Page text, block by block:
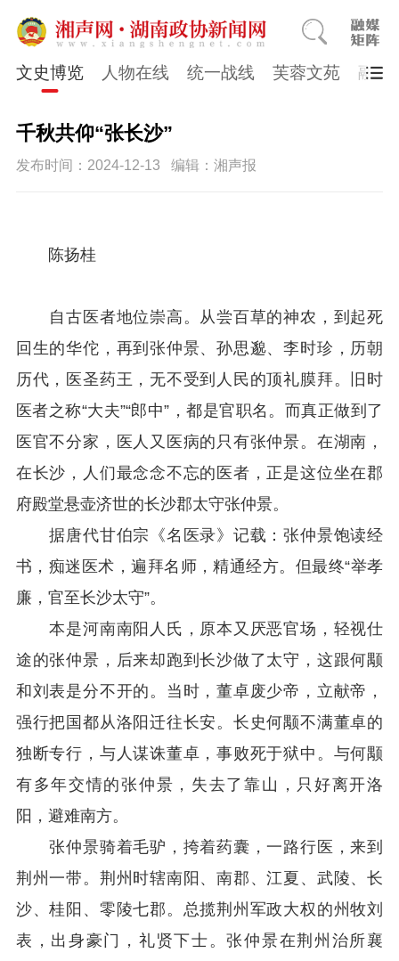
文史博览 人物在线 统一战线 芙蓉文苑 融媒
千秋共仰“张长沙”
发布时间：2024-12-13 编辑：湘声报
陈扬桂
自古医者地位崇高。从尝百草的神农，到起死
回生的华佗，再到张仲景、孙思邈、李时珍，历朝
历代，医圣药王，无不受到人民的顶礼膜拜。旧时
医者之称“大夫”“郎中”，都是官职名。而真正做到了
医官不分家，医人又医病的只有张仲景。在湖南，
在长沙，人们最念念不忘的医者，正是这位坐在郡
府殿堂悬壶济世的长沙郡太守张仲景。
据唐代甘伯宗《名医录》记载：张仲景饱读经
书，痴迷医术，遍拜名师，精通经方。但最终“举孝
廉，官至长沙太守”。
本是河南南阳人氏，原本又厌恶官场，轻视仕
途的张仲景，后来却跑到长沙做了太守，这跟何颙
和刘表是分不开的。当时，董卓废少帝，立献帝，
强行把国都从洛阳迁往长安。长史何颙不满董卓的
独断专行，与人谋诛董卓，事败死于狱中。与何颙
有多年交情的张仲景，失去了靠山，只好离开洛
阳，避难南方。
张仲景骑着毛驴，挎着药囊，一路行医，来到
荆州一带。荆州时辖南阳、南郡、江夏、武陵、长
沙、桂阳、零陵七郡。总揽荆州军政大权的州牧刘
表，出身豪门，礼贤下士。张仲景在荆州治所襄